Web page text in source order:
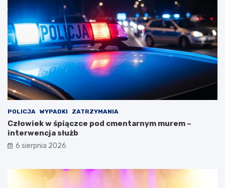
POLICJA WYPADKI ZATRZYMANIA
Człowiek w śpiączce pod cmentarnym murem –
interwencja służb
6 sierpnia 2026